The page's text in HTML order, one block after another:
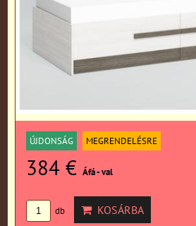
ÚJDONSÁG MEGRENDELÉSRE
384 € Áfá - val
db KOSÁRBA